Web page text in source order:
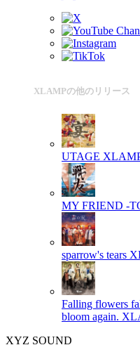
XLAMPの他のリリース
UTAGE
MY FRIEND -
sparrow's tears
Falling flowers
bloom again.
XYZ SOUND